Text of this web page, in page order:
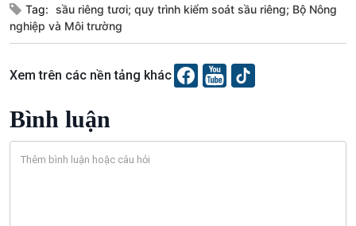
Tag: sầu riêng tươi; quy trình kiểm soát sầu riêng; Bộ Nông
nghiệp và Môi trường
Xem trên các nền tảng khác
Bình luận